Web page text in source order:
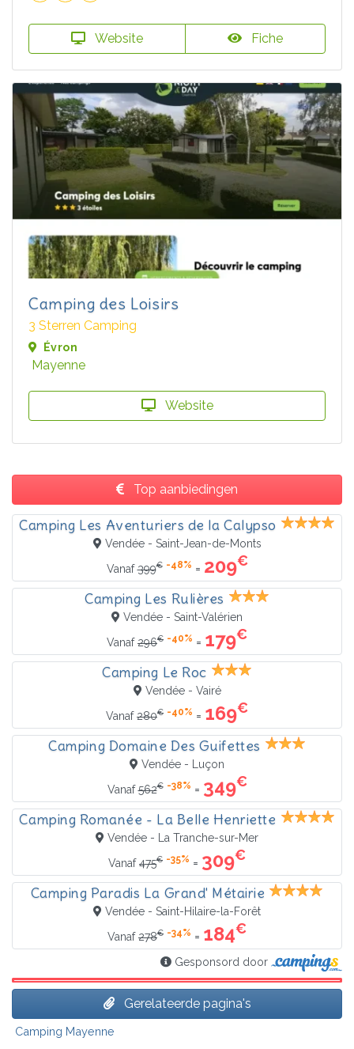
Website Fiche
Camping des Loisirs
3 Sterren Camping
Évron
Mayenne
Website
Top aanbiedingen
Camping Les Aventuriers de la Calypso
Vendée - Saint-Jean-de-Monts
Vanaf399€ -48% = 209€
Camping Les Rulières
Vendée - Saint-Valérien
Vanaf296€ -40% = 179€
Camping Le Roc
Vendée - Vairé
Vanaf280€ -40% = 169€
Camping Domaine Des Guifettes
Vendée - Luçon
Vanaf562€ -38% = 349€
Camping Romanée - La Belle Henriette
Vendée - La Tranche-sur-Mer
Vanaf475€ -35% = 309€
Camping Paradis La Grand' Métairie
Vendée - Saint-Hilaire-la-Forêt
Vanaf278€ -34% = 184€
Gesponsord door
Gerelateerde pagina's
Camping Mayenne